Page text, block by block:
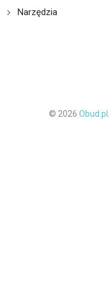
Narzędzia
© 2026 Obud.pl.